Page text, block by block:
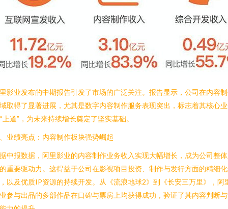
影业发布的中期报告引发了市场的广泛关注。报告显示，公司在内容
取得了显著进展，尤其是数字内容制作服务表现突出，标志着其核心
上道”，为未来持续增长奠定了坚实基础。
业绩亮点：内容制作板块强势崛起
中报数据，阿里影业的内容制作业务收入实现大幅增长，成为公司整
重要驱动力。这得益于公司在影视项目投资、制作与发行方面的精细
以及优质IP资源的持续开发。从《流浪地球2》到《长安三万里》，阿
参与出品的多部作品在口碑与票房上均获得成功，验证了其内容判断